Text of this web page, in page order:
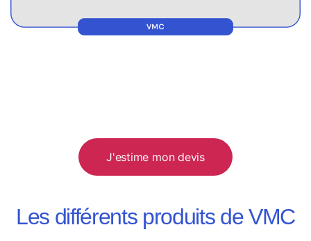
J'estime mon devis
Les différents produits de VMC